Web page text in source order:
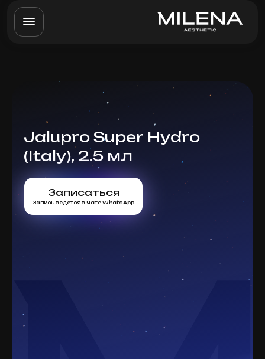
Jalupro Super Hydro
(Italy), 2.5 мл
Записаться
Запись ведется в чате WhatsApp